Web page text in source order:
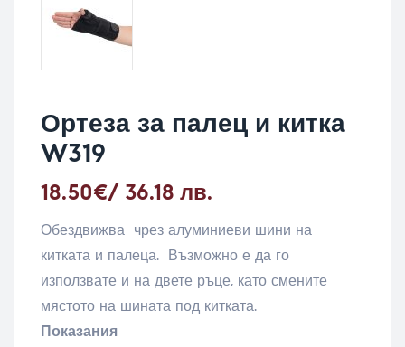
Ортеза за палец и китка
W319
18.50€/ 36.18 лв.
Обездвижва чрез алуминиеви шини на
китката и палеца. Възможно е да го
използвате и на двете ръце, като смените
мястото на шината под китката.
Показания